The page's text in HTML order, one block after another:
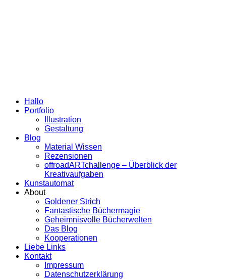
Hallo
Portfolio
Illustration
Gestaltung
Blog
Material Wissen
Rezensionen
offroadARTchallenge – Überblick der
Kreativaufgaben
Kunstautomat
About
Goldener Strich
Fantastische Büchermagie
Geheimnisvolle Bücherwelten
Das Blog
Kooperationen
Liebe Links
Kontakt
Impressum
Datenschutzerklärung